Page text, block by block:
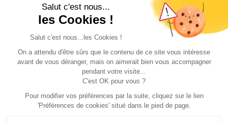
Porte-vélos sur
Comparer